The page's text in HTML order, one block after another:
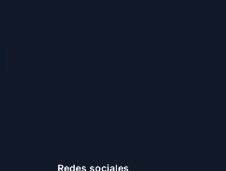
Redes sociales